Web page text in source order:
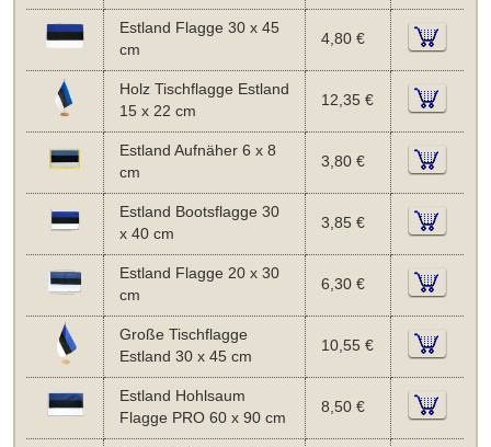
Estland Flagge 30 x 45
cm
4,80 €
Holz Tischflagge Estland
15 x 22 cm
12,35 €
Estland Aufnäher 6 x 8
cm
3,80 €
Estland Bootsflagge 30
x 40 cm
3,85 €
Estland Flagge 20 x 30
cm
6,30 €
Große Tischflagge
Estland 30 x 45 cm
10,55 €
Estland Hohlsaum
Flagge PRO 60 x 90 cm
8,50 €